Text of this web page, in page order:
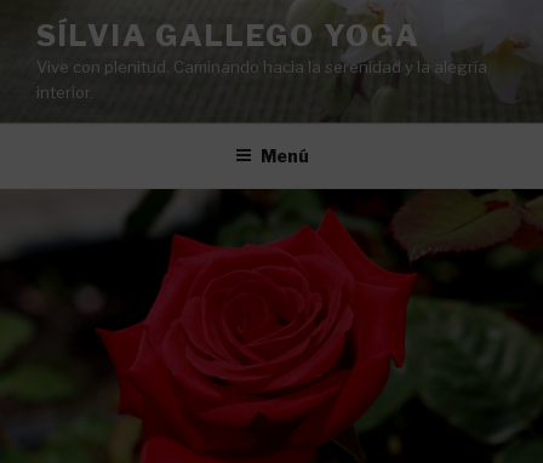
contingut
SÍLVIA GALLEGO YOGA
Vive con plenitud. Caminando hacia la serenidad y la alegría
interior.
Menú